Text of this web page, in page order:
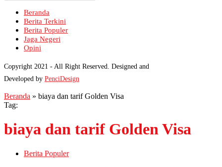
Beranda
Berita Terkini
Berita Populer
Jaga Negeri
Opini
Copyright 2021 - All Right Reserved. Designed and
Developed by PenciDesign
Beranda » biaya dan tarif Golden Visa
Tag:
biaya dan tarif Golden Visa
Berita Populer